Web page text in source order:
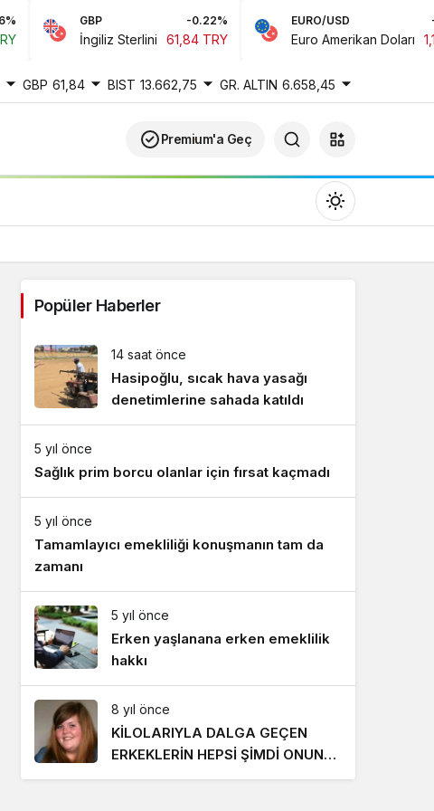
GBP -0.22%
İngiliz Sterlini 61,84 TRY
EURO/USD -
Euro Amerikan Doları 1,16
GBP 61,84 BIST 13.662,75 GR. ALTIN 6.658,45
Premium'a Geç
Gündüz modunu seçin.
Popüler Haberler
14 saat önce
Hasipoğlu, sıcak hava yasağı
denetimlerine sahada katıldı
5 yıl önce
Sağlık prim borcu olanlar için fırsat kaçmadı
5 yıl önce
Tamamlayıcı emekliliği konuşmanın tam da
zamanı
5 yıl önce
Erken yaşlanana erken emeklilik
hakkı
8 yıl önce
KİLOLARIYLA DALGA GEÇEN
ERKEKLERİN HEPSİ ŞİMDİ ONUN
PEŞİNDE! SON HALİ İNANILMAZ